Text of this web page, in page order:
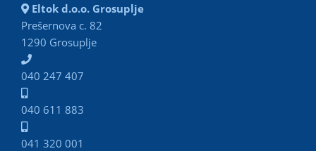
Eltok d.o.o. Grosuplje
Prešernova c. 82
1290 Grosuplje
040 247 407
040 611 883
041 320 001